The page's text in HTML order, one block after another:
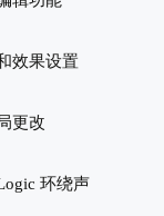
效果设置
更改
环绕声